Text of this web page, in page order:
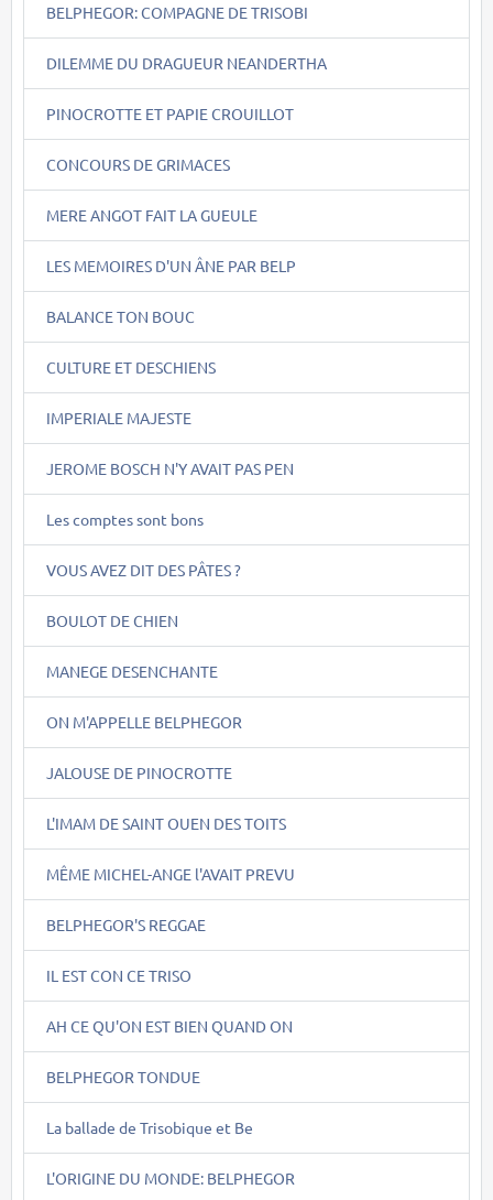
BELPHEGOR: COMPAGNE DE TRISOBI
DILEMME DU DRAGUEUR NEANDERTHA
PINOCROTTE ET PAPIE CROUILLOT
CONCOURS DE GRIMACES
MERE ANGOT FAIT LA GUEULE
LES MEMOIRES D'UN ÂNE PAR BELP
BALANCE TON BOUC
CULTURE ET DESCHIENS
IMPERIALE MAJESTE
JEROME BOSCH N'Y AVAIT PAS PEN
Les comptes sont bons
VOUS AVEZ DIT DES PÂTES ?
BOULOT DE CHIEN
MANEGE DESENCHANTE
ON M'APPELLE BELPHEGOR
JALOUSE DE PINOCROTTE
L'IMAM DE SAINT OUEN DES TOITS
MÊME MICHEL-ANGE l'AVAIT PREVU
BELPHEGOR'S REGGAE
IL EST CON CE TRISO
AH CE QU'ON EST BIEN QUAND ON
BELPHEGOR TONDUE
La ballade de Trisobique et Be
L'ORIGINE DU MONDE: BELPHEGOR